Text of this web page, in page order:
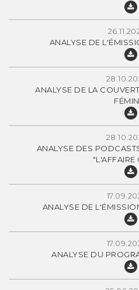
ANALYSE DE
ANALYSE DE LA
ANALYSE DES
"L'AFFAIRE
ANALYSE DE
ANALYSE DU